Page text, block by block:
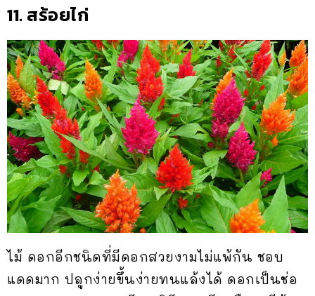
11. สร้อยไก่
ไม้ ดอกอีกชนิดที่มีดอกสวยงามไม่แพ้กัน ชอบ
แดดมาก ปลูกง่ายขึ้นง่ายทนแล้งได้ ดอกเป็นช่อ